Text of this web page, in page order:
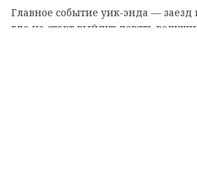
Главное событие уик-энда — заезд
где на старт выйдут девять